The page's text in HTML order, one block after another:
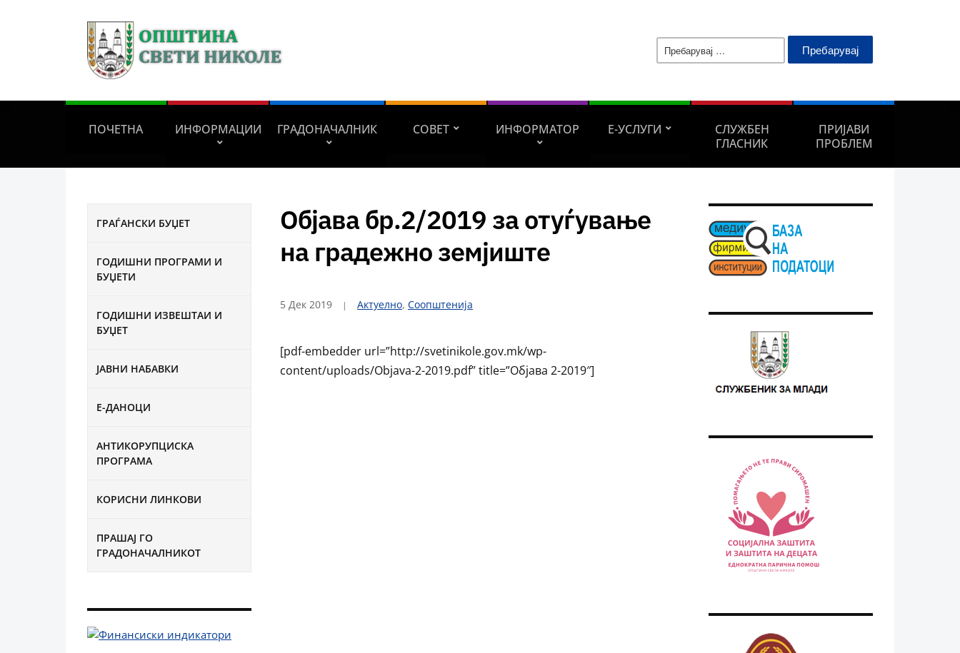
Пребарувај
ПОЧЕТНА ИНФОРМАЦИИ ГРАДОНАЧАЛНИК СОВЕТ ИНФОРМАТОР Е-УСЛУГИ
СЛУЖБЕН
ГЛАСНИК
ПРИЈАВИ
ПРОБЛЕМ
ГРАЃАНСКИ БУЏЕТ
ГОДИШНИ ПРОГРАМИ И
БУЏЕТИ
ГОДИШНИ ИЗВЕШТАИ И
БУЏЕТ
ЈАВНИ НАБАВКИ
Е-ДАНОЦИ
АНТИКОРУПЦИСКА
ПРОГРАМА
КОРИСНИ ЛИНКОВИ
ПРАШАЈ ГО
ГРАДОНАЧАЛНИКОТ
Објава бр.2/2019 за отуѓување
на градежно земјиште
5 Дек 2019 Актуелно, Соопштенија
[pdf-embedder url=”http://svetinikole.gov.mk/wp-
content/uploads/Objava-2-2019.pdf” title=”Објава 2-2019″]